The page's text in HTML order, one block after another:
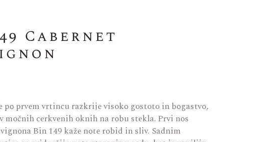
Cabernet
po prvem vrtincu razkrije visoko gostoto in bogastvo,
močnih cerkvenih oknih na robu stekla. Prvi nos
Bin 149 kaže note robid in sliv. Sadnim